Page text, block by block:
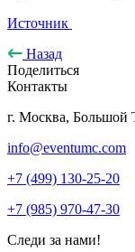
Источник
Назад
Поделиться
Контакты
г. Москва, Большой
info@eventumc.com
+7 (499) 130-25-20
+7 (985) 970-47-30
Следи за нами!